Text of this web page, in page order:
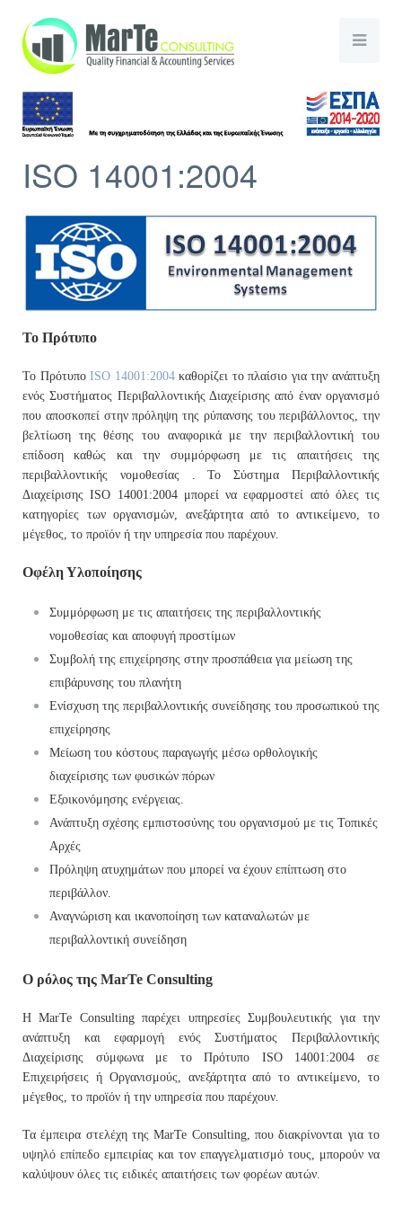
ISO 14001:2004
Το Πρότυπο
Το ΠρότυποISO 14001:2004καθορίζει το πλαίσιο για την ανάπτυξη
ενός Συστήματος Περιβαλλοντικής Διαχείρισης από έναν οργανισμό
που αποσκοπεί στην πρόληψη της ρύπανσης του περιβάλλοντος, την
βελτίωση της θέσης του αναφορικά με την περιβαλλοντική του
επίδοση καθώς και την συμμόρφωση με τις απαιτήσεις της
περιβαλλοντικής νομοθεσίας . Το Σύστημα Περιβαλλοντικής
Διαχείρισης ISO 14001:2004 μπορεί να εφαρμοστεί από όλες τις
κατηγορίες των οργανισμών, ανεξάρτητα από το αντικείμενο, το
μέγεθος, το προϊόν ή την υπηρεσία που παρέχουν.
Οφέλη Υλοποίησης
Συμμόρφωση με τις απαιτήσεις της περιβαλλοντικής
νομοθεσίας και αποφυγή προστίμων
Συμβολή της επιχείρησης στην προσπάθεια για μείωση της
επιβάρυνσης του πλανήτη
Ενίσχυση της περιβαλλοντικής συνείδησης του προσωπικού της
επιχείρησης
Μείωση του κόστους παραγωγής μέσω ορθολογικής
διαχείρισης των φυσικών πόρων
Εξοικονόμησης ενέργειας.
Ανάπτυξη σχέσης εμπιστοσύνης του οργανισμού με τις Τοπικές
Αρχές
Πρόληψη ατυχημάτων που μπορεί να έχουν επίπτωση στο
περιβάλλον.
Αναγνώριση και ικανοποίηση των καταναλωτών με
περιβαλλοντική συνείδηση
Ο ρόλος της MarTe Consulting
Η MarTe Consulting παρέχει υπηρεσίες Συμβουλευτικής για την
ανάπτυξη και εφαρμογή ενός Συστήματος Περιβαλλοντικής
Διαχείρισης σύμφωνα με το Πρότυπο ISO 14001:2004 σε
Επιχειρήσεις ή Οργανισμούς, ανεξάρτητα από το αντικείμενο, το
μέγεθος, το προϊόν ή την υπηρεσία που παρέχουν.
Τα έμπειρα στελέχη της MarTe Consulting, που διακρίνονται για το
υψηλό επίπεδο εμπειρίας και τον επαγγελματισμό τους, μπορούν να
καλύψουν όλες τις ειδικές απαιτήσεις των φορέων αυτών.